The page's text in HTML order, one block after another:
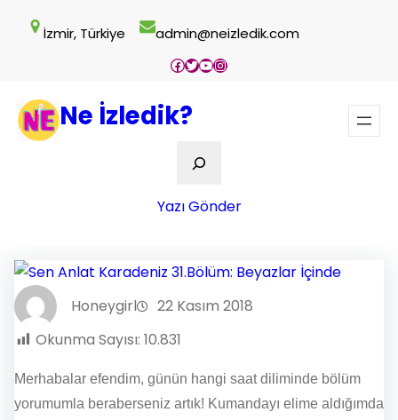
İzmir, Türkiye admin@neizledik.com
Facebook
Twitter
YouTube
Instagram
Ne İzledik?
Ara
Yazı Gönder
Honeygirl
22 Kasım 2018
Okunma Sayısı: 10.831
Merhabalar efendim, günün hangi saat diliminde bölüm
yorumumla beraberseniz artık! Kumandayı elime aldığımda